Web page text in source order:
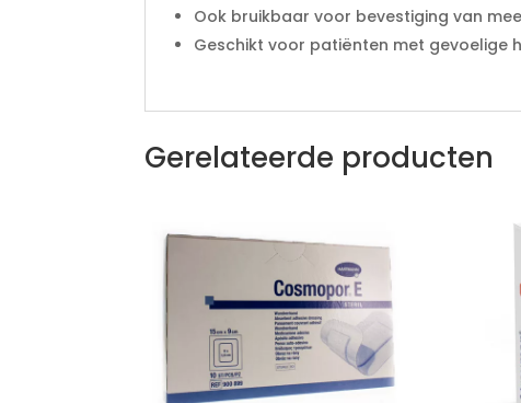
Ook bruikbaar voor bevestiging van
Geschikt voor patiënten met gevoelige
Gerelateerde producten